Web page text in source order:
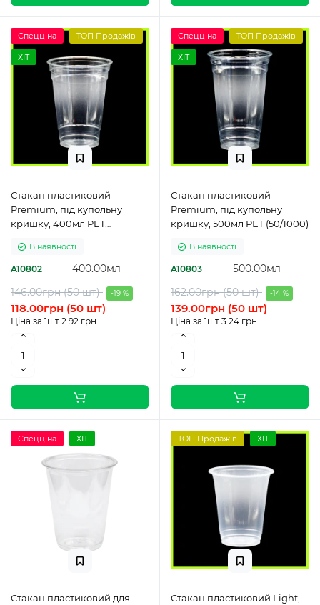
Спецціна ТОП Продажів
ХІТ
Стакан пластиковий
Premium, під купольну
кришку, 400мл PET
В наявності
A10802
400.00мл
146.00грн (50 шт)
-19 %
118.00грн (50 шт)
Ціна за 1шт 2.92 грн.
Спецціна ТОП Продажів
ХІТ
Стакан пластиковий
Premium, під купольну
кришку, 500мл PET (50/1000)
В наявності
A10803
500.00мл
162.00грн (50 шт)
-14 %
139.00грн (50 шт)
Ціна за 1шт 3.24 грн.
Спецціна ХІТ
Стакан пластиковий для
ТОП Продажів ХІТ
Стакан пластиковий Light,